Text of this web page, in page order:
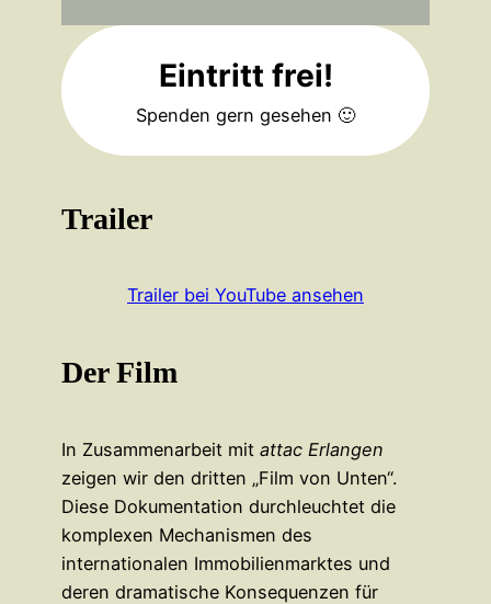
Eintritt frei!
Spenden gern gesehen 🙂
Trailer
Trailer bei YouTube ansehen
Der Film
In Zusammenarbeit mit attac Erlangen
zeigen wir den dritten „Film von Unten“.
Diese Dokumentation durchleuchtet die
komplexen Mechanismen des
internationalen Immobilienmarktes und
deren dramatische Konsequenzen für